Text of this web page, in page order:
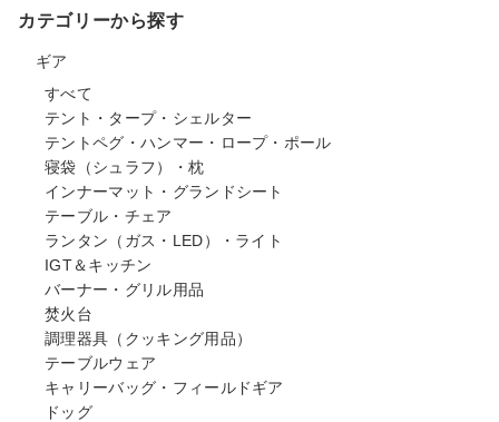
カテゴリーから探す
ギア
すべて
テント・タープ・シェルター
テントペグ・ハンマー・ロープ・ポール
寝袋（シュラフ）・枕
インナーマット・グランドシート
テーブル・チェア
ランタン（ガス・LED）・ライト
IGT＆キッチン
バーナー・グリル用品
焚火台
調理器具（クッキング用品）
テーブルウェア
キャリーバッグ・フィールドギア
ドッグ